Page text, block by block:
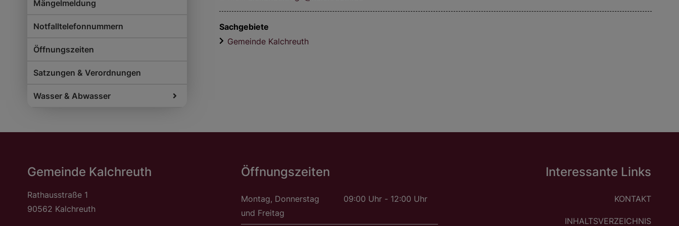
Mängelmeldung
Notfalltelefonnummern
Öffnungszeiten
Satzungen & Verordnungen
Wasser & Abwasser
Sachgebiete
Gemeinde Kalchreuth
Gemeinde Kalchreuth
Rathausstraße 1
90562 Kalchreuth
Öffnungszeiten
Montag, Donnerstag
und Freitag
09:00 Uhr - 12:00 Uhr
Interessante Links
KONTAKT
INHALTSVERZEICHNIS